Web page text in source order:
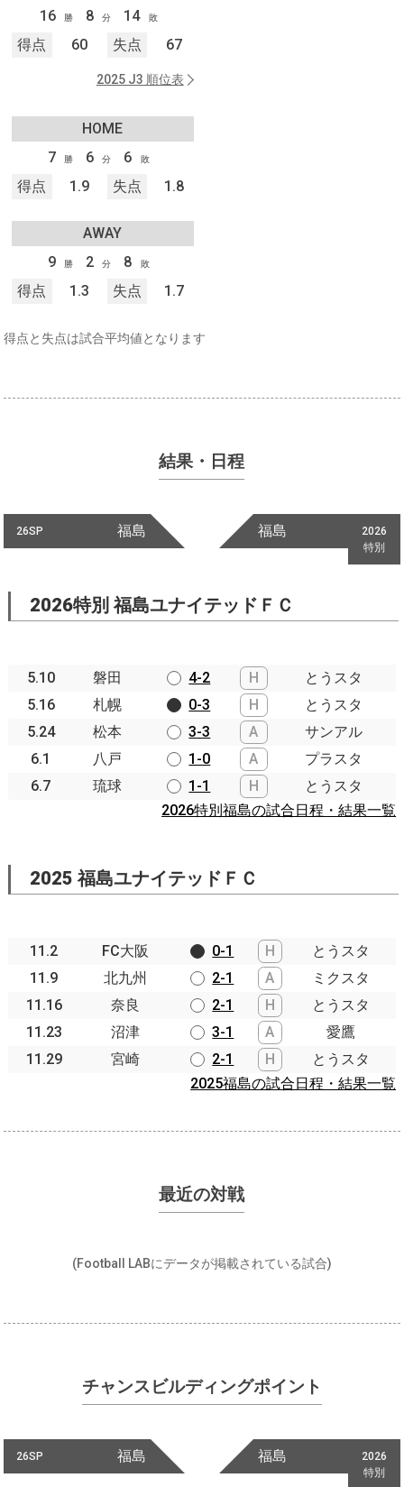
16 勝 8 分 14 敗
得点 60 失点 67
2025 J3 順位表
HOME
7
勝 6 分 6 敗
得点 1.9 失点 1.8
AWAY
9
勝 2 分 8 敗
得点 1.3 失点 1.7
得点と失点は試合平均値となります
結果・日程
26SP 福島
2026
特別
福島
2026特別 福島ユナイテッドＦＣ
5.10 磐田 4-2 H
とうスタ
5.16
札幌 0-3 H
とうスタ
5.24
松本 3-3 A
サンアル
6.1
八戸 1-0 A
プラスタ
6.7
琉球 1-1 H
とうスタ
2026特別福島の試合日程・結果一覧
2025 福島ユナイテッドＦＣ
11.2 FC大阪 0-1 H
とうスタ
11.9
北九州 2-1 A
ミクスタ
11.16
奈良 2-1 H
とうスタ
11.23
沼津 3-1 A
愛鷹
11.29
宮崎 2-1 H
とうスタ
2025福島の試合日程・結果一覧
最近の対戦
(Football LABにデータが掲載されている試合)
チャンスビルディングポイント
26SP 福島
2026
特別
福島